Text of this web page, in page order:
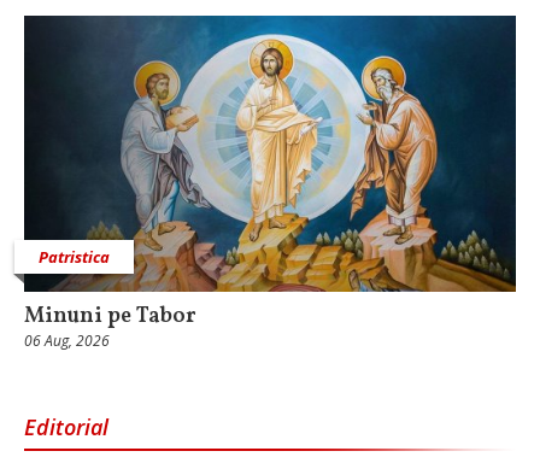
Patristica
Minuni pe Tabor
06 Aug, 2026
Editorial